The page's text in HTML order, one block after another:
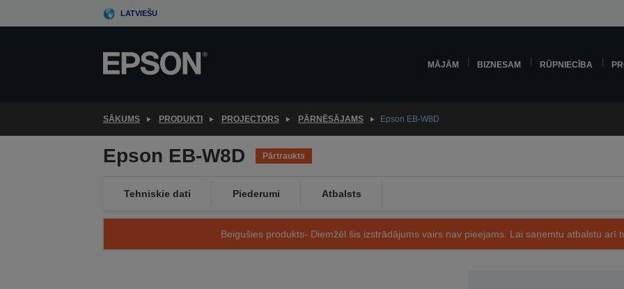
to
LATVIEŠU
MĀJĀM BIZNESAM RŪPNIECĪBA
SĀKUMS PRODUKTI PROJECTORS PĀRNĒSĀJAMS Epson EB-W8D
Epson EB-W8D Pārtraukts
Tehniskie dati Piederumi Atbalsts
Beigušies produkts- Diemžēl šis izstrādājums vairs nav pieejams. Lai saņemtu atbalstu arī